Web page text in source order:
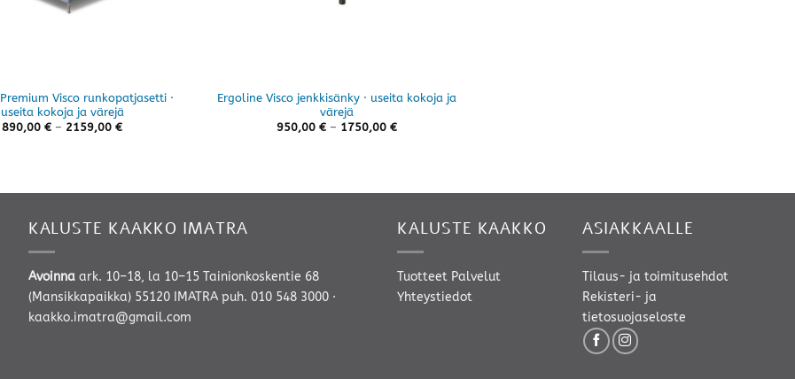
Visco runkopatjasetti ·
useita kokoja ja värejä
890,00 € – 2159,00 €Hintaluokka:
Ergoline Visco jenkkisänky · useita kokoja ja
värejä
950,00 € – 1750,00 €Hintaluokka:
KALUSTE KAAKKO IMATRA
Avoinnaark. 10–18, la 10–15 Tainionkoskentie 68
(Mansikkapaikka) 55120 IMATRA puh. 010 548 3000·
kaakko.imatra@gmail.com
KALUSTE KAAKKO
Tuotteet Palvelut
Yhteystiedot
ASIAKKAALLE
Tilaus- ja toimitusehdot
Rekisteri- ja
tietosuojaseloste